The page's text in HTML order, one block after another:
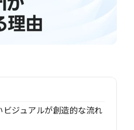
ビジュアルが創造的な流れ